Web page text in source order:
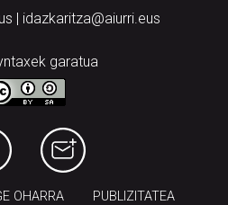
| idazkaritza@aiurri.eus
garatua
OHARRA PUBLIZITATEA